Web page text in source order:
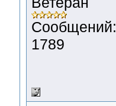
Сообщений:
1789